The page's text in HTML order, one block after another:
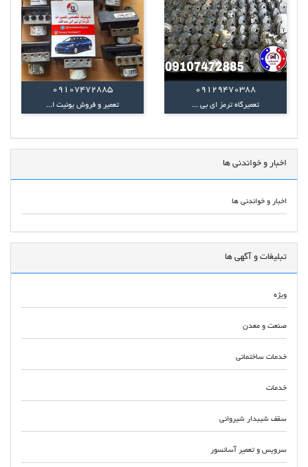
09129470388
تعمیرگاه ترمز ای بی ...
09107472885
تعمیر و فروش یونیت ا...
اخبار و خواندنی ها
اخبار و خواندنی ها
تبلیغات و آگهی ها
ویژه
صنعت و معدن
خدمات ساختمانی
خدمات
سقف شیبدار شیروانی
سرویس و تعمیر آسانسور